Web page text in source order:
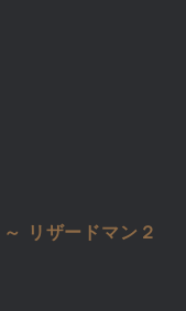
リザードマン２